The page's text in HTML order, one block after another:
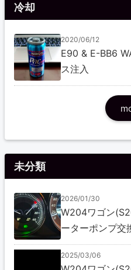
冷却
2020/06/12
E90 & E-BB6
ス注入
未分類
2026/01/30
W204ワゴン
ーターポンプ交
2025/03/06